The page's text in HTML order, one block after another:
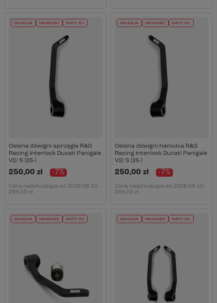
OKAZJA NOWOŚĆ RATY 0%
Osłona dźwigni sprzęgła R&G
Racing Interlock Ducati Panigale
V2/ S (25-)
250,00 zł -7%
Cena nadchodząca od 2026-08-10:
269,00 zł
OKAZJA NOWOŚĆ RATY 0%
Osłona dźwigni hamulca R&G
Racing Interlock Ducati Panigale
V2/ S (25-)
250,00 zł -7%
Cena nadchodząca od 2026-08-10:
269,00 zł
OKAZJA NOWOŚĆ RATY 0% OKAZJA NOWOŚĆ RATY 0%